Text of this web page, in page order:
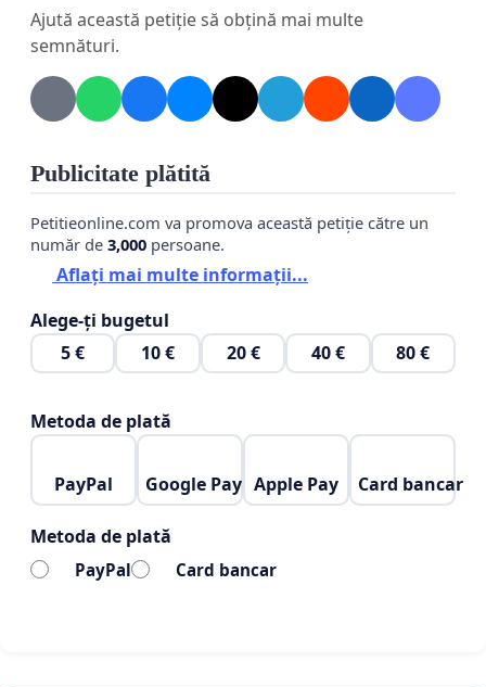
Ajută această petiție să obțină mai multe
semnături.
Publicitate plătită
Petitieonline.com va promova această petiție către un
număr de 3,000 persoane.
Aflați mai multe informații...
Alege-ți bugetul
5 €
10 € 20 € 40 € 80 €
Metoda de plată
PayPal Google Pay Apple Pay Card bancar
Metoda de plată
PayPal Card bancar